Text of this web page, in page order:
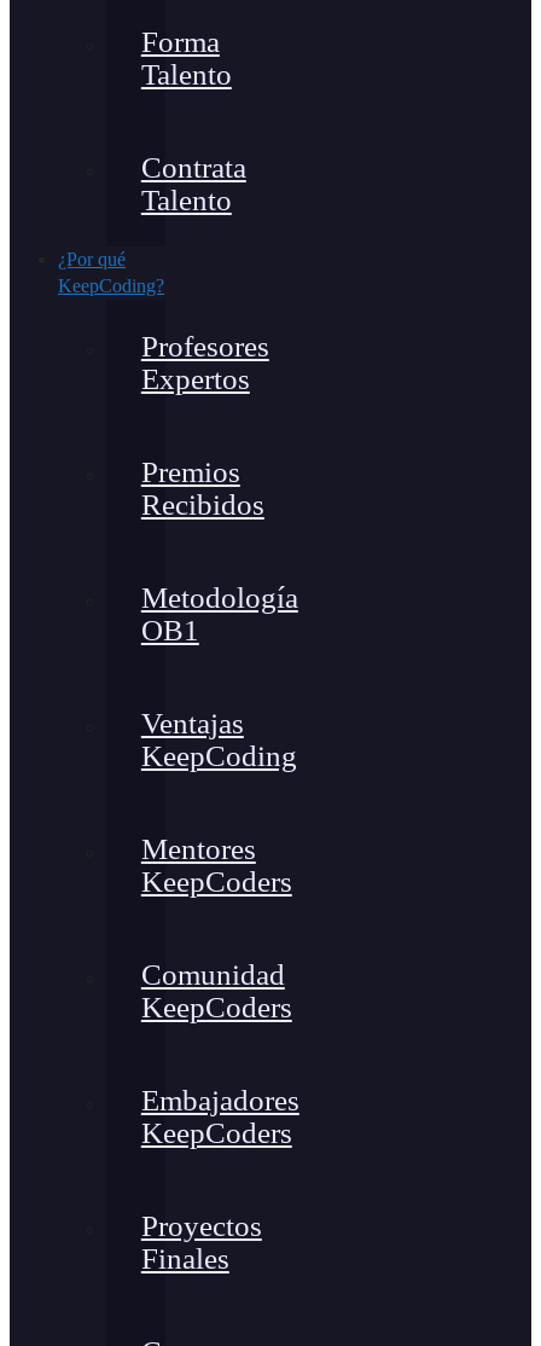
Forma
Talento
Contrata
Talento
¿Por qué
KeepCoding?
Profesores
Expertos
Premios
Recibidos
Metodología
OB1
Ventajas
KeepCoding
Mentores
KeepCoders
Comunidad
KeepCoders
Embajadores
KeepCoders
Proyectos
Finales